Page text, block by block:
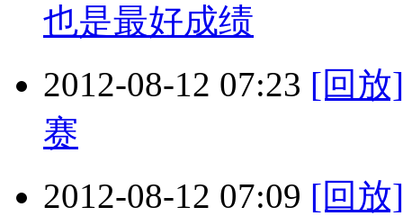
也是最好成绩
2012-08-12 07:23 [回放
赛
2012-08-12 07:09 [回放